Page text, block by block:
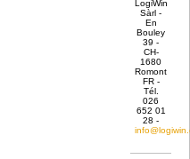
LogiWin
Sàrl -
En
Bouley
39 -
CH-
1680
Romont
FR -
Tél.
026
652 01
28 -